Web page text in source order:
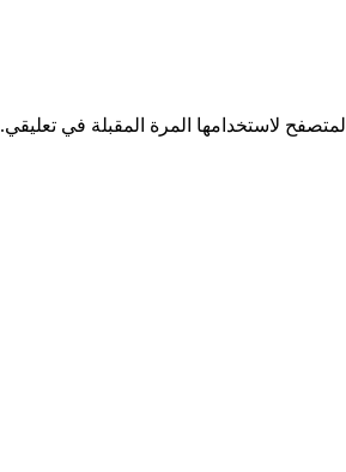
لاستخدامها المرة المقبلة في تعليقي.